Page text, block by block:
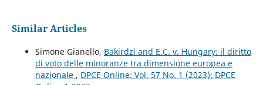
Similar Articles
Simone Gianello, Bakirdzi and E.C. v. Hungary: il diritto
di voto delle minoranze tra dimensione europea e
nazionale , DPCE Online: Vol. 57 No. 1 (2023): DPCE